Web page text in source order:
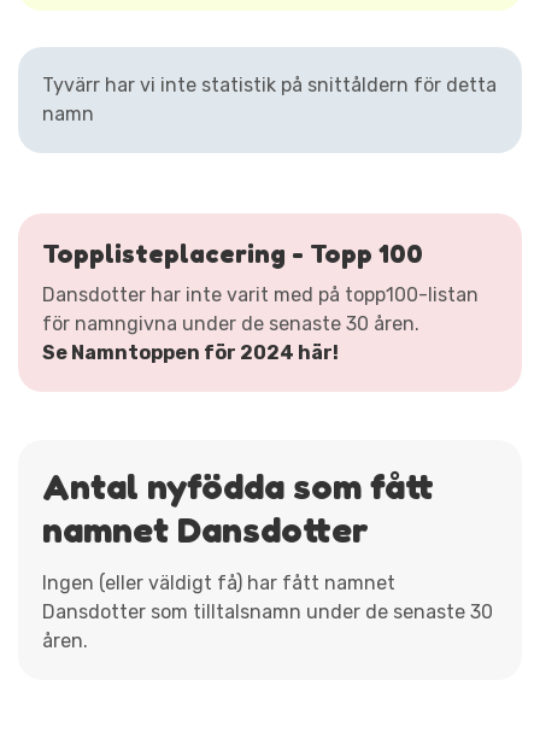
Tyvärr har vi inte statistik på snittåldern för detta
namn
Topplisteplacering - Topp 100
Dansdotter har inte varit med på topp100-listan
för namngivna under de senaste 30 åren.
Se Namntoppen för 2024 här!
Antal nyfödda som fått
namnet Dansdotter
Ingen (eller väldigt få) har fått namnet
Dansdotter som tilltalsnamn under de senaste 30
åren.